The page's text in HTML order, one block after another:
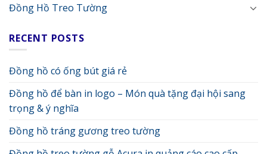
Đồng Hồ Treo Tường
RECENT POSTS
Đồng hồ có ống bút giá rẻ
Đồng hồ để bàn in logo – Món quà tặng đại hội sang
trọng & ý nghĩa
Đồng hồ tráng gương treo tường